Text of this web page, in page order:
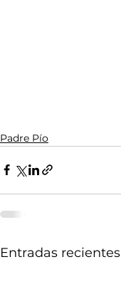
Padre Pío
Entradas recientes